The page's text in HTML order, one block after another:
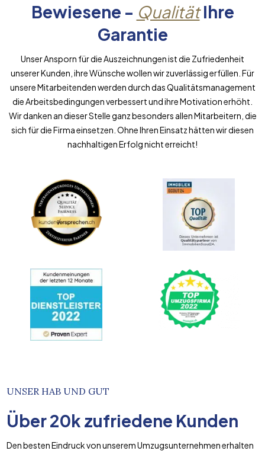
Bewiesene - QualitätIhre
Garantie
Unser Ansporn für die Auszeichnungen ist die Zufriedenheit
unserer Kunden, ihre Wünsche wollen wir zuverlässig erfüllen. Für
unsere Mitarbeitenden werden durch das Qualitätsmanagement
die Arbeitsbedingungen verbessert und ihre Motivation erhöht.
Wir danken an dieser Stelle ganz besonders allen Mitarbeitern, die
sich für die Firma einsetzen. Ohne Ihren Einsatz hätten wir diesen
nachhaltigen Erfolg nicht erreicht!
UNSER HAB UND GUT
Über20k zufriedene Kunden
Den besten Eindruck von unserem Umzugsunternehmen erhalten